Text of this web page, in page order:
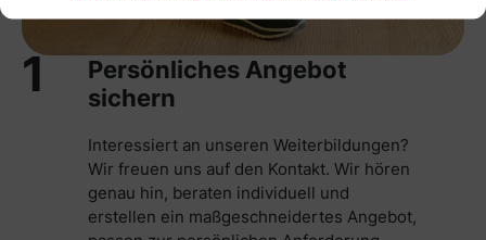
1
Persönliches Angebot
sichern
Interessiert an unseren Weiterbildungen?
Wir freuen uns auf den Kontakt. Wir hören
genau hin, beraten individuell und
erstellen ein maßgeschneidertes Angebot,